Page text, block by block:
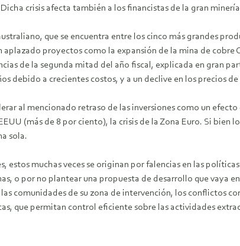
crisis afecta también a los financistas de la gran
que se encuentra entre los cinco más grandes
aplazado proyectos como la expansión de la mina de
de la segunda mitad del año fiscal, explicada en gran
debido a crecientes costos, y a un declive en los precios
al mencionado retraso de las inversiones como un
(más de 8 por ciento), la crisis de la Zona Euro. Si bien
sola.
muchas veces se originan por falencias en las
o por no plantear una propuesta de desarrollo que vaya
comunidades de su zona de intervención, los conflictos
que permitan control eficiente sobre las actividades